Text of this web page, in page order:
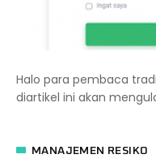
Halo para pembaca
diartikel ini akan
MANAJEMEN RESIKO